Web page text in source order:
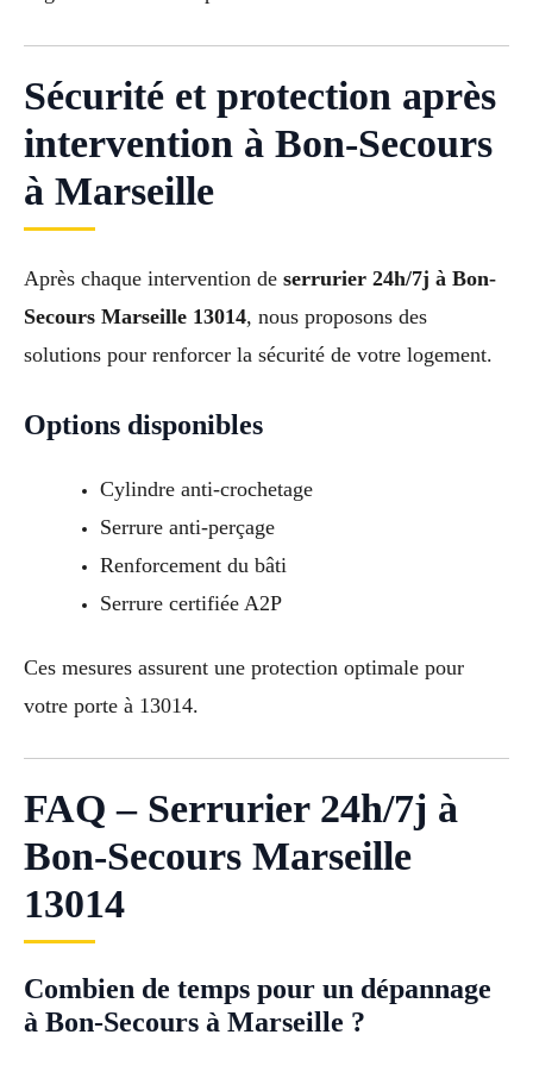
Sécurité et protection après
intervention à Bon-Secours
à Marseille
Après chaque intervention de serrurier 24h/7j à Bon-
Secours Marseille 13014, nous proposons des
solutions pour renforcer la sécurité de votre logement.
Options disponibles
Cylindre anti-crochetage
Serrure anti-perçage
Renforcement du bâti
Serrure certifiée A2P
Ces mesures assurent une protection optimale pour
votre porte à 13014.
FAQ – Serrurier 24h/7j à
Bon-Secours Marseille
13014
Combien de temps pour un dépannage
à Bon-Secours à Marseille ?